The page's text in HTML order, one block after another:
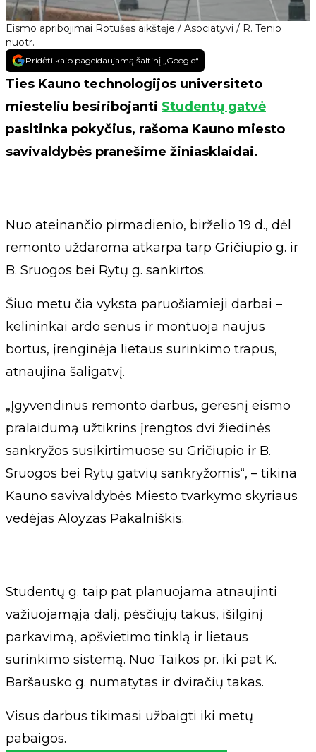
Eismo apribojimai Rotušės aikštėje / Asociatyvi / R. Tenio
nuotr.
Pridėti kaip pageidaujamą šaltinį „Google“
Ties Kauno technologijos universiteto
miesteliu besiribojanti Studentų gatvė
pasitinka pokyčius, rašoma Kauno miesto
savivaldybės pranešime žiniasklaidai.
Nuo ateinančio pirmadienio, birželio 19 d., dėl
remonto uždaroma atkarpa tarp Gričiupio g. ir
B. Sruogos bei Rytų g. sankirtos.
Šiuo metu čia vyksta paruošiamieji darbai –
kelininkai ardo senus ir montuoja naujus
bortus, įrenginėja lietaus surinkimo trapus,
atnaujina šaligatvį.
„Įgyvendinus remonto darbus, geresnį eismo
pralaidumą užtikrins įrengtos dvi žiedinės
sankryžos susikirtimuose su Gričiupio ir B.
Sruogos bei Rytų gatvių sankryžomis“, – tikina
Kauno savivaldybės Miesto tvarkymo skyriaus
vedėjas Aloyzas Pakalniškis.
Studentų g. taip pat planuojama atnaujinti
važiuojamąją dalį, pėsčiųjų takus, išilginį
parkavimą, apšvietimo tinklą ir lietaus
surinkimo sistemą. Nuo Taikos pr. iki pat K.
Baršausko g. numatytas ir dviračių takas.
Visus darbus tikimasi užbaigti iki metų
pabaigos.